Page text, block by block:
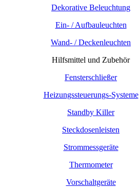
Dekorative Beleuchtung
Ein- / Aufbauleuchten
Wand- / Deckenleuchten
Hilfsmittel und Zubehör
Fensterschließer
Heizungssteuerungs-Systeme
Standby Killer
Steckdosenleisten
Strommessgeräte
Thermometer
Vorschaltgeräte